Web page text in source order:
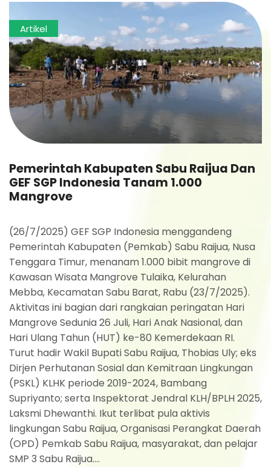
Artikel
Pemerintah Kabupaten Sabu Raijua Dan
GEF SGP Indonesia Tanam 1.000
Mangrove
(26/7/2025) GEF SGP Indonesia menggandeng
Pemerintah Kabupaten (Pemkab) Sabu Raijua, Nusa
Tenggara Timur, menanam 1.000 bibit mangrove di
Kawasan Wisata Mangrove Tulaika, Kelurahan
Mebba, Kecamatan Sabu Barat, Rabu (23/7/2025).
Aktivitas ini bagian dari rangkaian peringatan Hari
Mangrove Sedunia 26 Juli, Hari Anak Nasional, dan
Hari Ulang Tahun (HUT) ke-80 Kemerdekaan RI.
Turut hadir Wakil Bupati Sabu Raijua, Thobias Uly; eks
Dirjen Perhutanan Sosial dan Kemitraan Lingkungan
(PSKL) KLHK periode 2019-2024, Bambang
Supriyanto; serta Inspektorat Jendral KLH/BPLH 2025,
Laksmi Dhewanthi. Ikut terlibat pula aktivis
lingkungan Sabu Raijua, Organisasi Perangkat Daerah
(OPD) Pemkab Sabu Raijua, masyarakat, dan pelajar
SMP 3 Sabu Raijua....